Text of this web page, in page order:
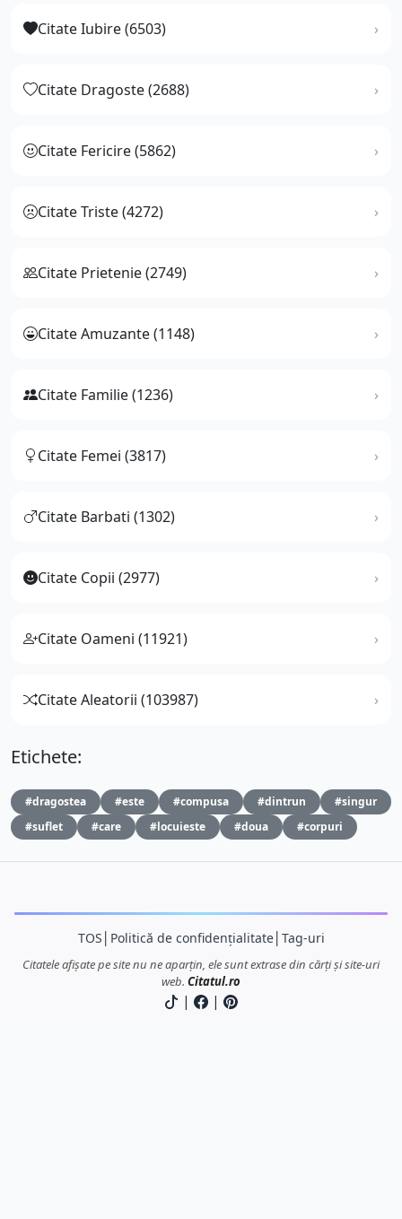
Citate Iubire (6503)
Citate Dragoste (2688)
Citate Fericire (5862)
Citate Triste (4272)
Citate Prietenie (2749)
Citate Amuzante (1148)
Citate Familie (1236)
Citate Femei (3817)
Citate Barbati (1302)
Citate Copii (2977)
Citate Oameni (11921)
Citate Aleatorii (103987)
Etichete:
#dragostea #este #compusa #dintrun
#singur
#suflet
#care #locuieste #doua #corpuri
TOS Politică de confidențialitate│ Tag-uri
Citatele afișate pe site nu ne aparțin, ele sunt extrase din cărți și site-uri
web. Citatul.ro
| |